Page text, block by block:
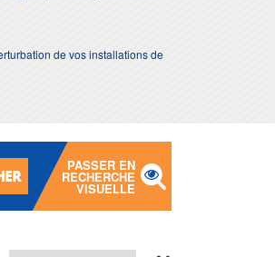
de vos installations de
PASSER EN
RECHERCHE
VISUELLE